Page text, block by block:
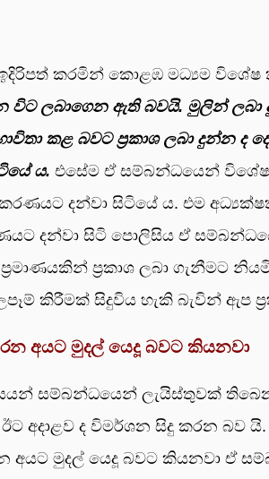
ඉදිරිපත් කරමින් කොළඹ මධ්‍යම
විට ලබාගෙන ඇති බවයි. මුලින්
කළ බවට ප්‍රකාශ ලබා දුන්න ද
ය. එසේම ඒ සම්බන්ධයෙන් විශේෂ
දන්වා සිටියේ ය. එම
දන්වා සිටි පොලිසිය ඒ
ප්‍රකාශ ලබා ගැනීමට
කිරීමක් සිදුවිය හැකි බැවින් ඇප
අයට මුදල් යෙදූ බවට කියනවා
සම්බන්ධයෙන් ලැයිස්තුවක්
අදාළව ද විමර්ශන සිදු කරන බව
මුදල් යෙදූ බවට කියනවා ඒ